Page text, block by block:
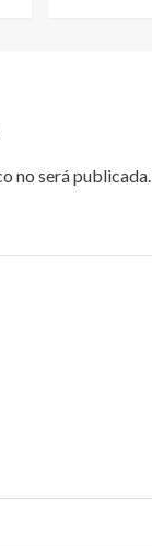
no será publicada.